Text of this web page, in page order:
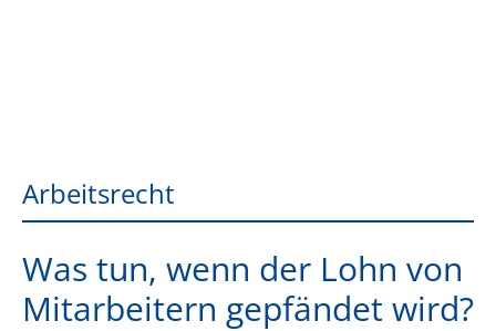
Arbeitsrecht
Was tun, wenn der Lohn von
Mitarbeitern gepfändet wird?